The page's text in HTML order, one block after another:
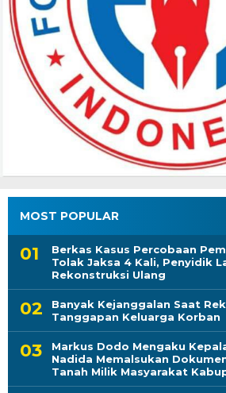
MOST POPULAR
Berkas Kasus Percobaan
Tolak Jaksa 4 Kali, Penyidik
Rekonstruksi Ulang
Banyak Kejanggalan Saat
Tanggapan Keluarga Korban
Markus Dodo Mengaku
Nadida Memalsukan
Tanah Milik Masyarakat